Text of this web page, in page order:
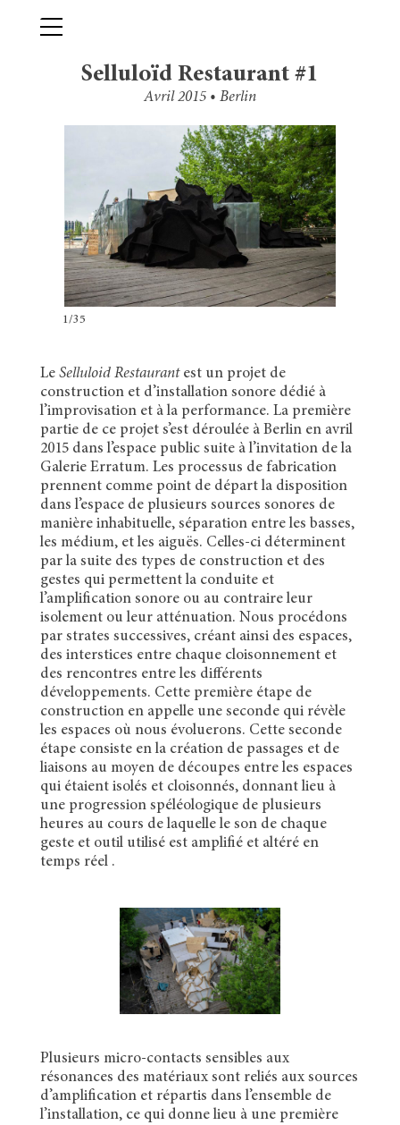
Primary Menu
Selluloïd Restaurant #1
Avril 2015 • Berlin
1/35
Le Selluloid Restaurantest un projet de
construction et d’installation sonore dédié à
l’improvisation et à la performance. La première
partie de ce projet s’est déroulée à Berlin en avril
2015 dans l’espace public suite à l’invitation de la
Galerie Erratum. Les processus de fabrication
prennent comme point de départ la disposition
dans l’espace de plusieurs sources sonores de
manière inhabituelle, séparation entre les basses,
les médium, et les aiguës. Celles-ci déterminent
par la suite des types de construction et des
gestes qui permettent la conduite et
l’amplification sonore ou au contraire leur
isolement ou leur atténuation. Nous procédons
par strates successives, créant ainsi des espaces,
des interstices entre chaque cloisonnement et
des rencontres entre les différents
développements. Cette première étape de
construction en appelle une seconde qui révèle
les espaces où nous évoluerons. Cette seconde
étape consiste en la création de passages et de
liaisons au moyen de découpes entre les espaces
qui étaient isolés et cloisonnés, donnant lieu à
une progression spéléologique de plusieurs
heures au cours de laquelle le son de chaque
geste et outil utilisé est amplifié et altéré en
temps réel .
Plusieurs micro-contacts sensibles aux
résonances des matériaux sont reliés aux sources
d’amplification et répartis dans l’ensemble de
l’installation, ce qui donne lieu à une première